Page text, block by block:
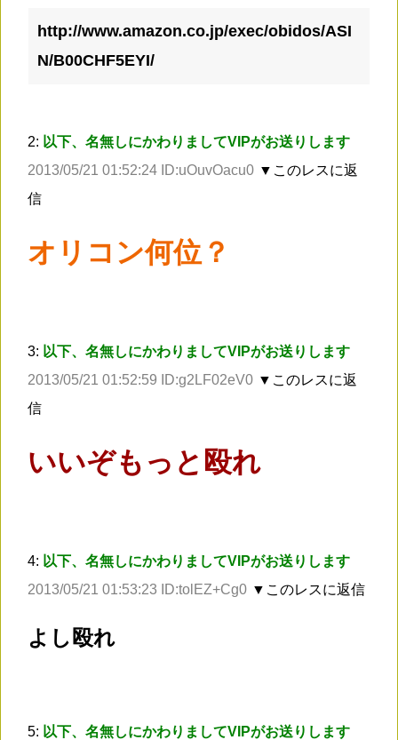
http://www.amazon.co.jp/exec/obidos/ASI
N/B00CHF5EYI/
2: 以下、名無しにかわりましてVIPがお送りします
2013/05/21 01:52:24 ID:uOuvOacu0 ▼このレスに返
信
オリコン何位？
3: 以下、名無しにかわりましてVIPがお送りします
2013/05/21 01:52:59 ID:g2LF02eV0 ▼このレスに返
信
いいぞもっと殴れ
4: 以下、名無しにかわりましてVIPがお送りします
2013/05/21 01:53:23 ID:tolEZ+Cg0 ▼このレスに返信
よし殴れ
5: 以下、名無しにかわりましてVIPがお送りします